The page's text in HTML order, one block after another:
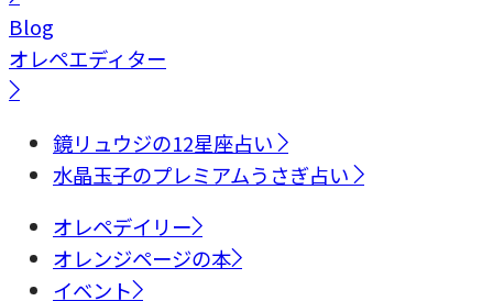
Blog
オレペエディター
鏡リュウジの12星座占い
水晶玉子のプレミアムうさぎ占い
オレペデイリー
オレンジページの本
イベント